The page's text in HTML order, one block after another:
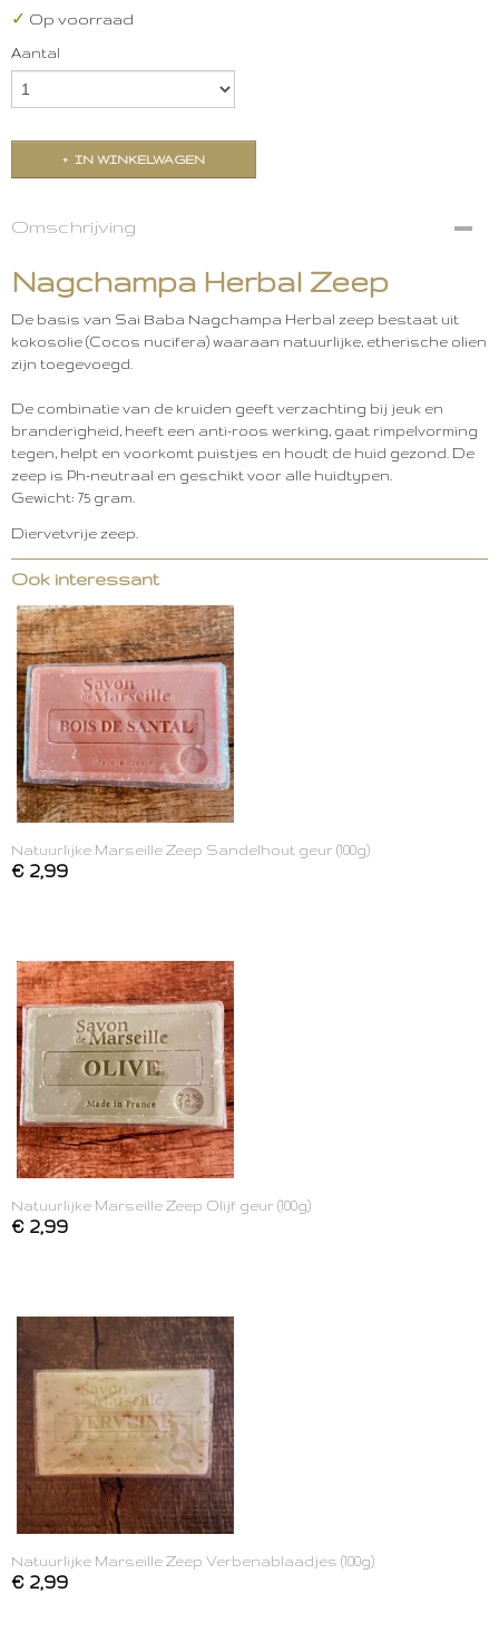
✓ Op voorraad
Aantal
IN WINKELWAGEN
Omschrijving
Nagchampa Herbal Zeep
De basis van Sai Baba Nagchampa Herbal zeep bestaat uit
kokosolie (Cocos nucifera) waaraan natuurlijke, etherische olien
zijn toegevoegd.
De combinatie van de kruiden geeft verzachting bij jeuk en
branderigheid, heeft een anti-roos werking, gaat rimpelvorming
tegen, helpt en voorkomt puistjes en houdt de huid gezond. De
zeep is Ph-neutraal en geschikt voor alle huidtypen.
Gewicht: 75 gram.
Diervetvrije zeep.
Ook interessant
Natuurlijke Marseille Zeep Sandelhout geur (100g)
€ 2,99
Natuurlijke Marseille Zeep Olijf geur (100g)
€ 2,99
Natuurlijke Marseille Zeep Verbenablaadjes (100g)
€ 2,99